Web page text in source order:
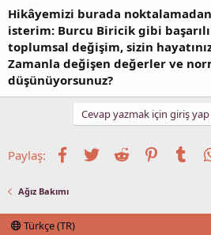
Hikâyemizi burada
isterim: Burcu Biricik gibi
toplumsal değişim, sizin
Zamanla değişen değerler ve
düşünüyorsunuz?
Cevap yazmak için giriş
Paylaş: Facebook
TwitterReddit Pinterest
Ağız Bakımı
Türkçe (TR)